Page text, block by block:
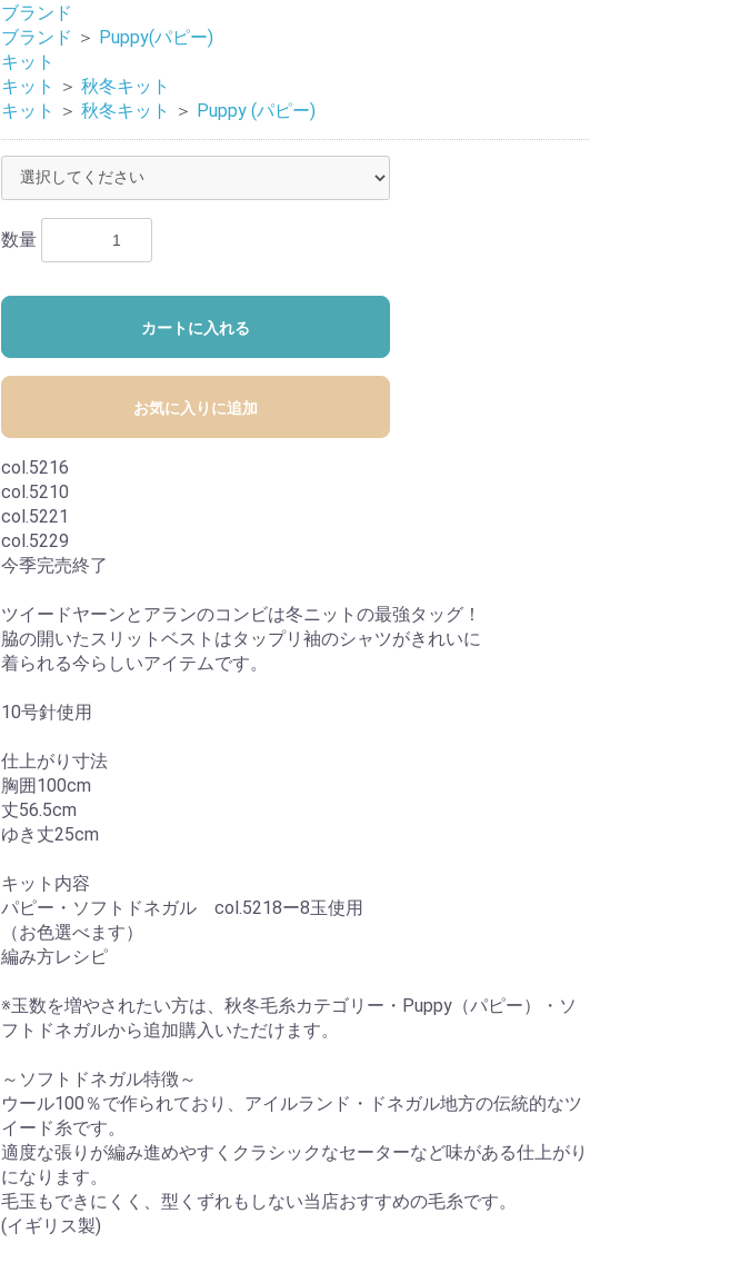
ブランド
ブランド ＞ Puppy(パピー)
キット
キット
＞ 秋冬キット
キット
＞ 秋冬キット ＞ Puppy (パピー)
数量
カートに入れる
お気に入りに追加
col.5216
col.5210
col.5221
col.5229
今季完売終了
ツイードヤーンとアランのコンビは冬ニットの最強タッグ！
脇の開いたスリットベストはタップリ袖のシャツがきれいに
着られる今らしいアイテムです。
10号針使用
仕上がり寸法
胸囲100cm
丈56.5cm
ゆき丈25cm
キット内容
パピー・ソフトドネガル col.5218ー8玉使用
（お色選べます）
編み方レシピ
※玉数を増やされたい方は、秋冬毛糸カテゴリー・Puppy（パピー）・ソ
フトドネガルから追加購入いただけます。
～ソフトドネガル特徴～
ウール100％で作られており、アイルランド・ドネガル地方の伝統的なツ
イード糸です。
適度な張りが編み進めやすくクラシックなセーターなど味がある仕上がり
になります。
毛玉もできにくく、型くずれもしない当店おすすめの毛糸です。
(イギリス製)